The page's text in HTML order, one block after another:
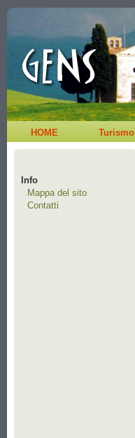
HOME Turismo
Info
Mappa del sito
Contatti